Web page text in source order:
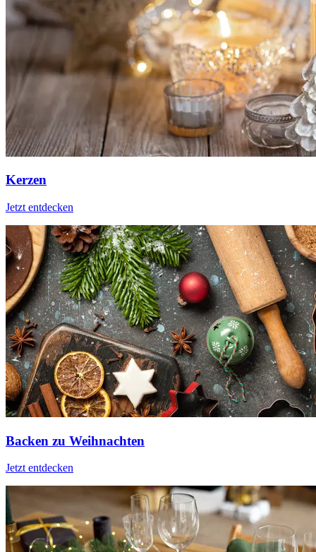
Kerzen
Jetzt entdecken
Backen zu Weihnachten
Jetzt entdecken